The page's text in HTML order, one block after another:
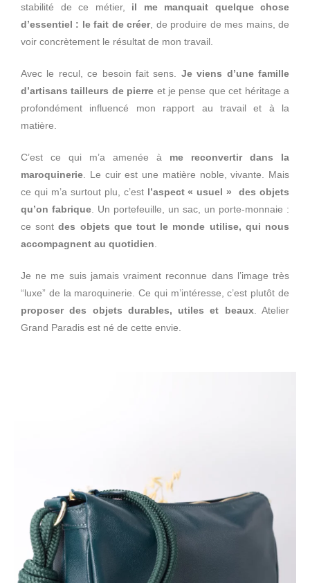
stabilité de ce métier, il me manquait quelque chose
d’essentiel : le fait de créer, de produire de mes mains, de
voir concrètement le résultat de mon travail.
Avec le recul, ce besoin fait sens. Je viens d’une famille
d’artisans tailleurs de pierre et je pense que cet héritage a
profondément influencé mon rapport au travail et à la
matière.
C’est ce qui m’a amenée à me reconvertir dans la
maroquinerie . Le cuir est une matière noble, vivante. Mais
ce qui m’a surtout plu, c’est l’aspect « usuel »
des objets
qu’on fabrique . Un portefeuille, un sac, un porte-monnaie :
ce sontdes objets que tout le monde utilise, qui nous
accompagnent au quotidien
Je ne me suis jamais vraiment reconnue dans l’image très
“luxe” de la maroquinerie. Ce qui m’intéresse, c’est plutôt de
proposer des objets durables, utiles et beaux. Atelier
Grand Paradis est né de cette envie.